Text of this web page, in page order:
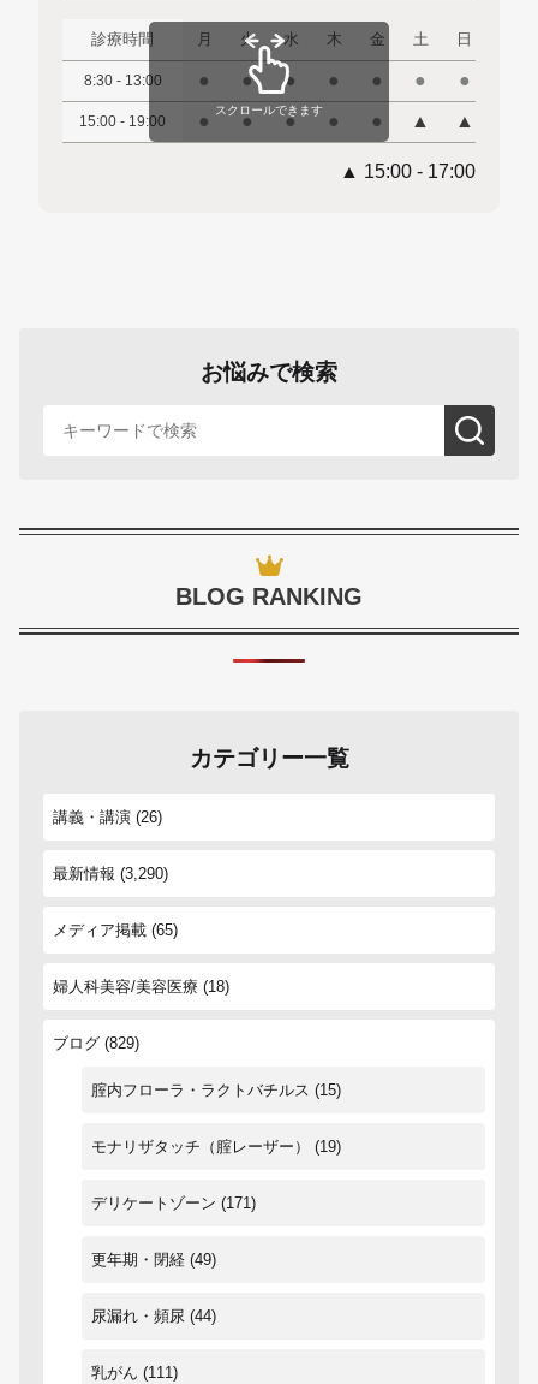
診療時間 月 火 水 木 金 土 日
8:30 - 13:00 ● ● ● ● ● ● ●
15:00 - 19:00 ● ● ● ● ● ▲ ▲
スクロールできます
▲ 15:00 - 17:00
お悩みで検索
BLOG RANKING
カテゴリー一覧
講義・講演 (26)
最新情報 (3,290)
メディア掲載 (65)
婦人科美容/美容医療 (18)
ブログ (829)
腟内フローラ・ラクトバチルス (15)
モナリザタッチ（腟レーザー） (19)
デリケートゾーン (171)
更年期・閉経 (49)
尿漏れ・頻尿 (44)
乳がん (111)